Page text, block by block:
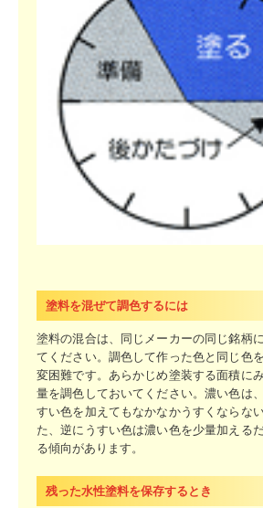
塗料を混ぜて調色するには
塗料の混合は、同じメーカーの同じ銘柄
てください。調色して作った色と同じ色
変困難です。あらかじめ塗装する面積に
量を調色しておいてください。濃い色は
すい色を加えてもなかなかうすくならな
た、逆にうすい色は濃い色を少量加える
る傾向があります。
残った水性塗料を保存するとき